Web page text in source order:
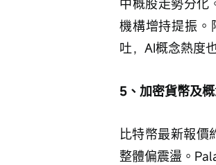
中概股走勢分化
機構增持提振。
吐，AI概念熱度
5、加密貨幣及
比特幣最新報價
整體偏震盪。